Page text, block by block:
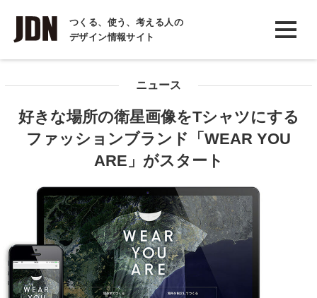
つくる、使う、考える人の
デザイン情報サイト
INTERVIEW
インタビュー
COLUMN
ニュース
好きな場所の衛星画像をTシャツにする
ファッションブランド「WEAR YOU
ARE」がスタート